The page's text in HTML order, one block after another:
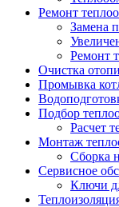
Ремонт
Замена
Ремонт
Очистка
Промывка
Подбор
Расчет
Монтаж
Сборка
Сервисное
Ключи